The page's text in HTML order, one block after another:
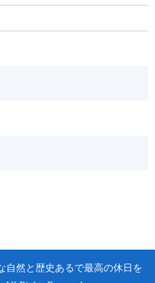
自然と歴史あるで最高の休日を